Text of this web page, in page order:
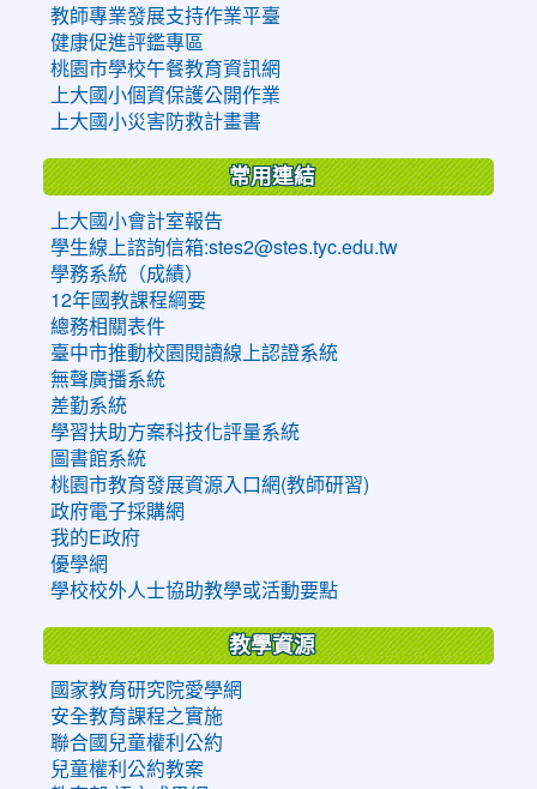
教師專業發展支持作業平臺
健康促進評鑑專區
桃園市學校午餐教育資訊網
上大國小個資保護公開作業
上大國小災害防救計畫書
常用連結
上大國小會計室報告
學生線上諮詢信箱:stes2@stes.tyc.edu.tw
學務系統（成績）
12年國教課程綱要
總務相關表件
臺中市推動校園閱讀線上認證系統
無聲廣播系統
差勤系統
學習扶助方案科技化評量系統
圖書館系統
桃園市教育發展資源入口網(教師研習)
政府電子採購網
我的E政府
優學網
學校校外人士協助教學或活動要點
教學資源
國家教育研究院愛學網
安全教育課程之實施
聯合國兒童權利公約
兒童權利公約教案